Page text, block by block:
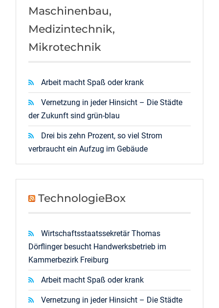
Maschinenbau,
Medizintechnik,
Mikrotechnik
Arbeit macht Spaß oder krank
Vernetzung in jeder Hinsicht – Die Städte
der Zukunft sind grün-blau
Drei bis zehn Prozent, so viel Strom
verbraucht ein Aufzug im Gebäude
TechnologieBox
Wirtschaftsstaatssekretär Thomas
Dörflinger besucht Handwerksbetrieb im
Kammerbezirk Freiburg
Arbeit macht Spaß oder krank
Vernetzung in jeder Hinsicht – Die Städte